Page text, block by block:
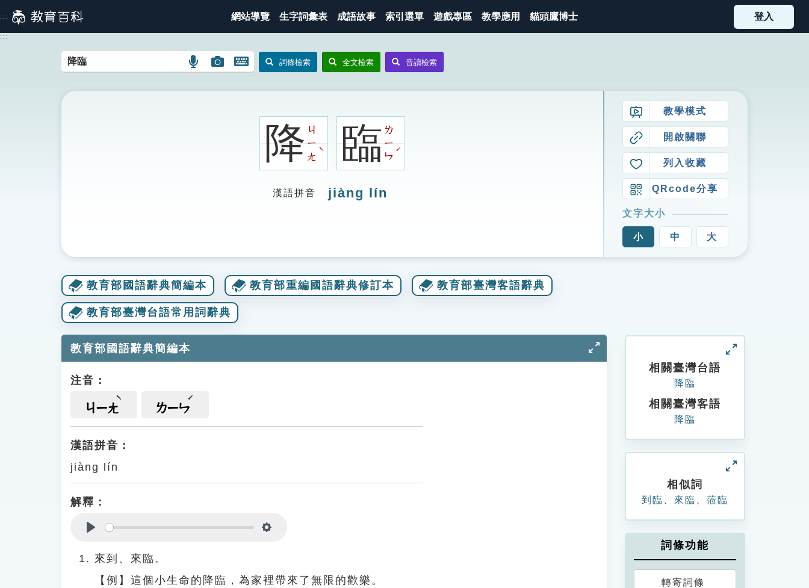
到
主
::: 網站導覽 生字詞彙表 成語故事 索引選單 遊戲專區 教學應用 貓頭鷹博士 登入
:::
語
搜
圖
搜
開
鍵
詞條檢索 全文檢索 音讀檢索
降ㄐ
ㄧ
ㄤ
ˋ 臨ㄌ
ㄧ
ㄣ
ˊ
漢語拼音 jiàng lín
教學模式
開啟關聯
列入收藏
QRcode分享
文字大小
小 中 大
教育部國語辭典簡編本 教育部重編國語辭典修訂本 教育部臺灣客語辭典
教育部臺灣台語常用詞辭典
教育部國語辭典簡編本
注音：
ㄐㄧㄤ ㄌㄧㄣ
漢語拼音：
jiàng lín
解釋：
來到、來臨。
【例】這個小生命的降臨，為家裡帶來了無限的歡樂。
相關臺灣台語
降臨
相關臺灣客語
降臨
相似詞
到臨 來臨 蒞臨
詞條功能
轉寄詞條